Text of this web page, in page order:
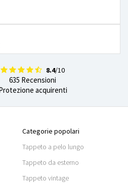
8.4/10
635 Recensioni
acquirenti
Categorie popolari
Tappeto a pelo lungo
Tappeto da esterno
Tappeto vintage